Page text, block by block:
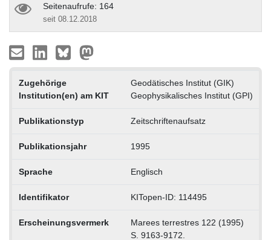
Seitenaufrufe: 164
seit 08.12.2018
Zugehörige
Institution(en) am KIT
Geodätisches Institut (GIK)
Geophysikalisches Institut (GPI)
Publikationstyp Zeitschriftenaufsatz
Publikationsjahr 1995
Sprache Englisch
Identifikator KITopen-ID: 114495
Erscheinungsvermerk
Marees terrestres 122 (1995)
S. 9163-9172.